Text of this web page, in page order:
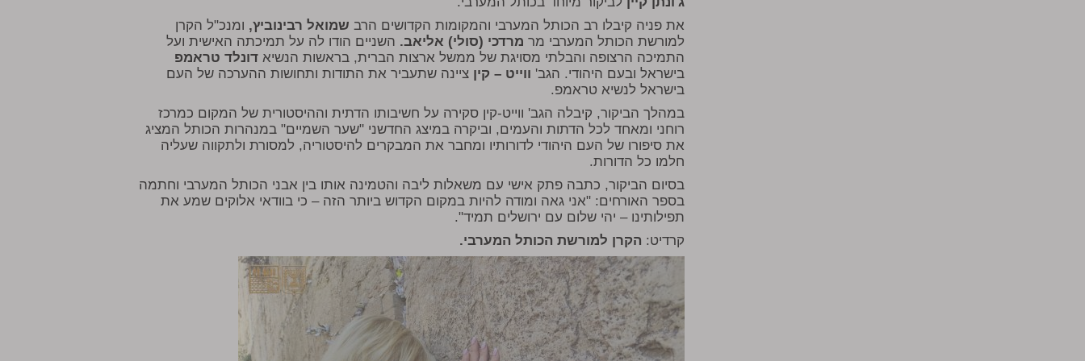
את פניה קיבלו רב הכותל המערבי והמקומות הקדושים הרב שמואל רבינוביץ, ומנכ"ל הקרן
למורשת הכותל המערבי מר מרדכי (סולי) אליאב. השניים הודו לה על תמיכתה האישית ועל
התמיכה הרצופה והבלתי מסויגת של ממשל ארצות הברית, בראשות הנשיא דונלד טראמפ
בישראל ובעם היהודי. הגב' ווייט – קין ציינה שתעביר את התודות ותחושות ההערכה של העם
בישראל לנשיא טראמפ.
במהלך הביקור, קיבלה הגב' ווייט-קין סקירה על חשיבותו הדתית וההיסטורית של המקום כמרכז
רוחני ומאחד לכל הדתות והעמים, וביקרה במיצג החדשני "שער השמיים" במנהרות הכותל המציג
את סיפורו של העם היהודי לדורותיו ומחבר את המבקרים להיסטוריה, למסורת ולתקווה שעליה
חלמו כל הדורות.
בסיום הביקור, כתבה פתק אישי עם משאלות ליבה והטמינה אותו בין אבני הכותל המערבי וחתמה
בספר האורחים: "אני גאה ומודה להיות במקום הקדוש ביותר הזה – כי בוודאי אלוקים שמע את
תפילותינו – יהי שלום עם ירושלים תמיד".
קרדיט: הקרן למורשת הכותל המערבי.